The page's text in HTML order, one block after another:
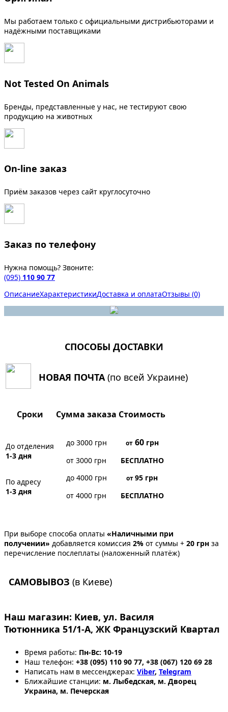
Мы работаем только с официальными дистрибьюторами и
надёжными поставщиками
Not Tested On Animals
Бренды, представленные у нас, не тестируют свою
продукцию на животных
On-line заказ
Приём заказов через сайт круглосуточно
Заказ по телефону
Нужна помощь? Звоните:
(095) 110 90 77
ОписаниеХарактеристикиДоставка и оплатаОтзывы (0)
СПОСОБЫ ДОСТАВКИ
НОВАЯ ПОЧТА(по всей Украине)
Сроки Сумма заказа Стоимость
До отделения
1-3 дня
до 3000 грн от60грн
от 3000 грн
БЕСПЛАТНО
По адресу
1-3 дня
до 4000 грн от95 грн
от 4000 грн
БЕСПЛАТНО
При выборе способа оплаты «Наличными при
получении» добавляется комиссия 2% от суммы + 20 грн за
перечисление послеплаты (наложенный платёж)
САМОВЫВОЗ (в Киеве)
Наш магазин: Киев, ул. Василя
Тютюнника 51/1-А, ЖК Французский Квартал
Время работы: Пн-Вс: 10-19
Наш телефон: +38 (095) 110 90 77, +38 (067) 120 69 28
Написать нам в мессенджерах: Viber, Telegram
Ближайшие станции: м. Лыбедская, м. Дворец
Украина, м. Печерская